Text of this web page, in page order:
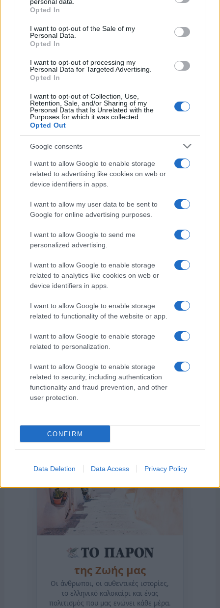
grant or deny consent to Google and its third-party tags to
use your data for below specified purposes in below Google
consent section.
Opted In
I want to opt-out of the Sale of my
Personal Data.
Opted In
I want to opt-out of processing my
Personal Data for Targeted Advertising.
Opted In
I want to opt-out of Collection, Use,
Retention, Sale, and/or Sharing of my
Personal Data that Is Unrelated with the
Purposes for which it was collected.
Opted Out
Google consents
I want to allow Google to enable storage
related to advertising like cookies on web or
device identifiers in apps.
I want to allow my user data to be sent to
Google for online advertising purposes.
I want to allow Google to send me
personalized advertising.
I want to allow Google to enable storage
related to analytics like cookies on web or
device identifiers in apps.
I want to allow Google to enable storage
related to functionality of the website or app.
I want to allow Google to enable storage
related to personalization.
I want to allow Google to enable storage
related to security, including authentication
functionality and fraud prevention, and other
user protection.
CONFIRM
Data Deletion Data Access Privacy Policy
Η ΣΤΗΛΗ ΜΑΣ
της Ζωής μας
Οι άνθρωποι, οι αυθεντικές ιστορίες,
το ελληνικό καλοκαίρι και ένας
πολιτισμός που μας ενώνει κάθε μέρα.